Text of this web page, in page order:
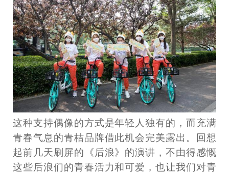
这种支持偶像的方式是年轻人独有的，而充满
青春气息的青桔品牌借此机会完美露出。回想
起前几天刷屏的《后浪》的演讲，不由得感慨
这些后浪们的青春活力和可爱，也让我们对青